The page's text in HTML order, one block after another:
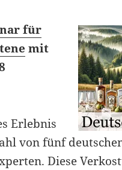
für
mit
Erlebnis
von fünf
Diese